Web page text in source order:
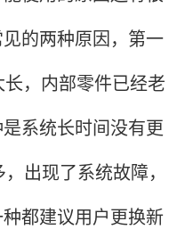
的两种原因，第一
，内部零件已经老
系统长时间没有更
出现了系统故障，
都建议用户更换新